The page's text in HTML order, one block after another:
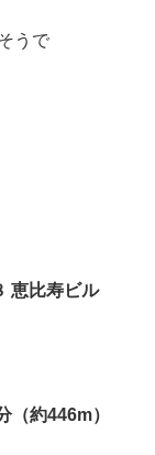
うで
比寿ビル
約446m）